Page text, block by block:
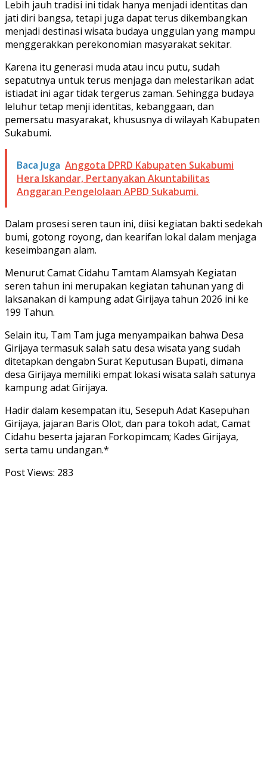
Lebih jauh tradisi ini tidak hanya menjadi identitas dan
jati diri bangsa, tetapi juga dapat terus dikembangkan
menjadi destinasi wisata budaya unggulan yang mampu
menggerakkan perekonomian masyarakat sekitar.
Karena itu generasi muda atau incu putu, sudah
sepatutnya untuk terus menjaga dan melestarikan adat
istiadat ini agar tidak tergerus zaman. Sehingga budaya
leluhur tetap menji identitas, kebanggaan, dan
pemersatu masyarakat, khususnya di wilayah Kabupaten
Sukabumi.
Baca Juga Anggota DPRD Kabupaten Sukabumi
Hera Iskandar, Pertanyakan Akuntabilitas
Anggaran Pengelolaan APBD Sukabumi.
Dalam prosesi seren taun ini, diisi kegiatan bakti sedekah
bumi, gotong royong, dan kearifan lokal dalam menjaga
keseimbangan alam.
Menurut Camat Cidahu Tamtam Alamsyah Kegiatan
seren tahun ini merupakan kegiatan tahunan yang di
laksanakan di kampung adat Girijaya tahun 2026 ini ke
199 Tahun.
Selain itu, Tam Tam juga menyampaikan bahwa Desa
Girijaya termasuk salah satu desa wisata yang sudah
ditetapkan dengabn Surat Keputusan Bupati, dimana
desa Girijaya memiliki empat lokasi wisata salah satunya
kampung adat Girijaya.
Hadir dalam kesempatan itu, Sesepuh Adat Kasepuhan
Girijaya, jajaran Baris Olot, dan para tokoh adat, Camat
Cidahu beserta jajaran Forkopimcam; Kades Girijaya,
serta tamu undangan.*
Post Views: 283